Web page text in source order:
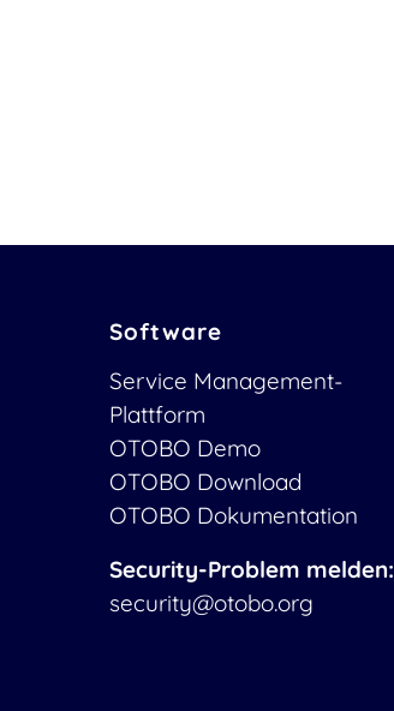
Software
Service Management-
Plattform
OTOBO Demo
OTOBO Download
OTOBO Dokumentation
Security-Problem melden:
security@otobo.org